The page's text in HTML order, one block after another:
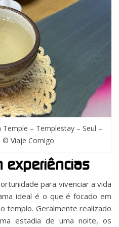
– Templestay – Seul –
© Viaje Comigo
experiências
para vivenciar a vida
ideal é o que é focado em
templo. Geralmente realizado
estadia de uma noite, os